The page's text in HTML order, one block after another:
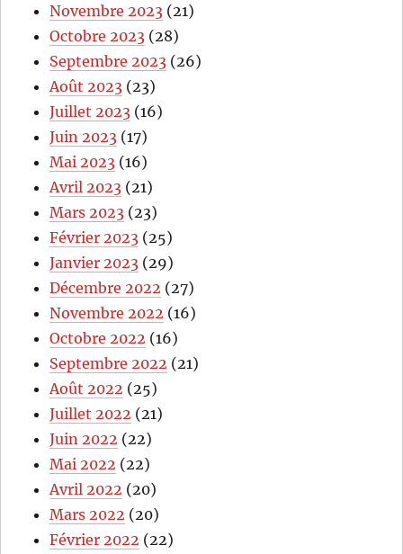
Novembre 2023 (21)
Octobre 2023 (28)
Septembre 2023 (26)
Août 2023 (23)
Juillet 2023 (16)
Juin 2023 (17)
Mai 2023 (16)
Avril 2023 (21)
Mars 2023 (23)
Février 2023 (25)
Janvier 2023 (29)
Décembre 2022 (27)
Novembre 2022 (16)
Octobre 2022 (16)
Septembre 2022 (21)
Août 2022 (25)
Juillet 2022 (21)
Juin 2022 (22)
Mai 2022 (22)
Avril 2022 (20)
Mars 2022 (20)
Février 2022 (22)